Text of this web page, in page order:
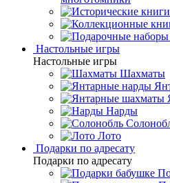
Настольные игры
Настольные игры
Шахматы
Нарды
Лото
Подарки по адресату
Подарки по адресату